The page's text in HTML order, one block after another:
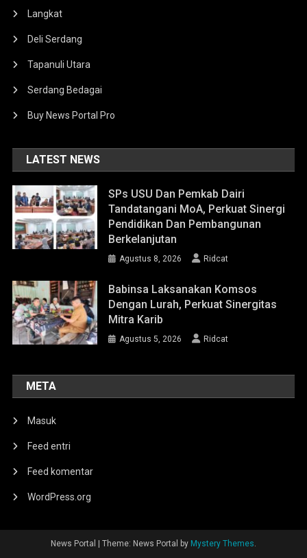
Langkat
Deli Serdang
Tapanuli Utara
Serdang Bedagai
Buy News Portal Pro
LATEST NEWS
SPs USU Dan Pemkab Dairi
Tandatangani MoA, Perkuat Sinergi
Pendidikan Dan Pembangunan
Berkelanjutan
Agustus 8, 2026 Ridcat
Babinsa Laksanakan Komsos
Dengan Lurah, Perkuat Sinergitas
Mitra Karib
Agustus 5, 2026 Ridcat
META
Masuk
Feed entri
Feed komentar
WordPress.org
News Portal Theme: News Portal by Mystery Themes.